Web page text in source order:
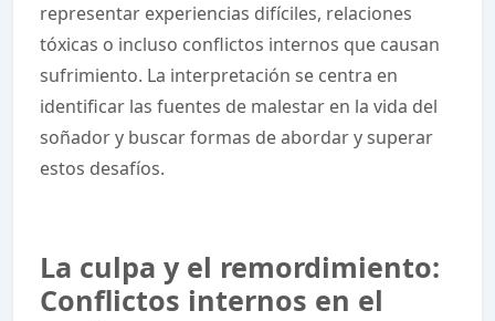
representar experiencias difíciles, relaciones
tóxicas o incluso conflictos internos que causan
sufrimiento. La interpretación se centra en
identificar las fuentes de malestar en la vida del
soñador y buscar formas de abordar y superar
estos desafíos.
La culpa y el remordimiento:
Conflictos internos en el